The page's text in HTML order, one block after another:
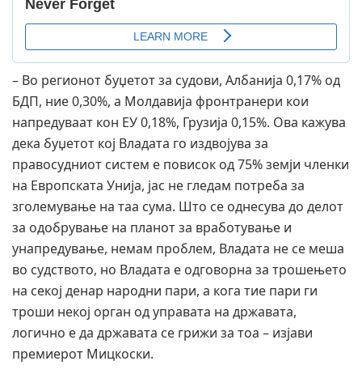
– Во регионот буџетот за судови, Албанија 0,17% од
БДП, ние 0,30%, а Молдавија фронтранери кои
напредуваат кон ЕУ 0,18%, Грузија 0,15%. Ова кажува
дека буџетот кој Владата го издвојува за
правосудниот систем е повисок од 75% земји членки
на Европската Унија, јас не гледам потреба за
зголемување на таа сума. Што се однесува до делот
за одобрување на планот за вработување и
унапредување, немам проблем, Владата не се меша
во судството, но Владата е одговорна за трошењето
на секој денар народни пари, а кога тие пари ги
троши некој орган од управата на државата,
логично е да државата се грижи за тоа – изјави
премиерот Мицкоски.